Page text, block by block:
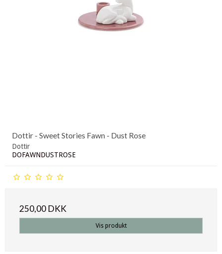
Dottir - Sweet Stories Fawn - Dust Rose
Dottir
DOFAWNDUSTROSE
250,00 DKK
Vis produkt